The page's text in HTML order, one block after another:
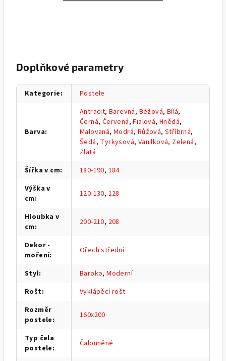
Doplňkové parametry
Kategorie: Postele
Barva:
Antracit,Barevná, Béžová, Bílá,
Černá, Červená,Fialová,Hnědá,
Malovaná,Modrá, Růžová,Stříbrná,
Šedá, Tyrkysová, Vanilková, Zelená,
Zlatá
Šířka v cm: 180-190, 184
Výška v
cm: 120-130, 128
Hloubka v
cm: 200-210, 208
Dekor -
moření: Ořech střední
Styl: Baroko,Moderní
Rošt:
Vyklápěcí rošt
Rozměr
postele: 160x200
Typ čela
postele: Čalouněné